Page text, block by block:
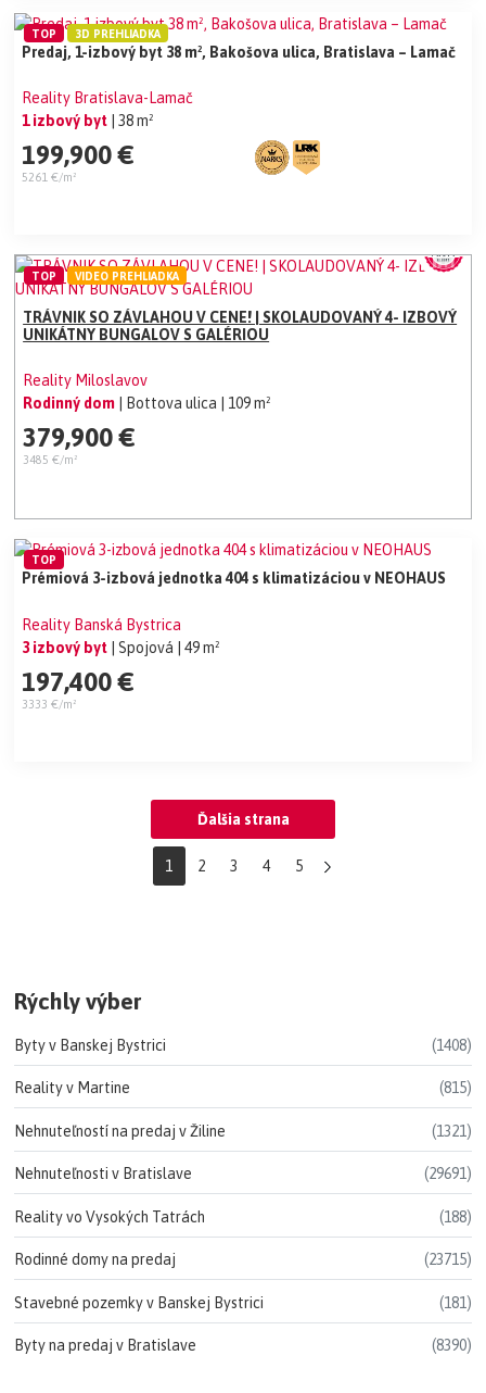
Predaj, 1-izbový byt 38 m², Bakošova ulica, Bratislava – Lamač
Reality Bratislava-Lamač
1 izbový byt
| 38 m²
199,900 €
5261 €/m²
TOP 3D PREHLIADKA
TRÁVNIK SO ZÁVLAHOU V CENE! | SKOLAUDOVANÝ 4- IZBOVÝ
UNIKÁTNY BUNGALOV S GALÉRIOU
Reality Miloslavov
Rodinný dom
| Bottova ulica | 109 m²
379,900 €
3485 €/m²
TOP VIDEO PREHLIADKA
Prémiová 3-izbová jednotka 404 s klimatizáciou v NEOHAUS
Reality Banská Bystrica
3 izbový byt | Spojová | 49 m²
197,400 €
3333 €/m²
TOP
Ďalšia strana
1 2 3 4 5
Rýchly výber
Byty v Banskej Bystrici (1408)
Reality v Martine (815)
Nehnuteľností na predaj v Žiline (1321)
Nehnuteľnosti v Bratislave (29691)
Reality vo Vysokých Tatrách (188)
Rodinné domy na predaj (23715)
Stavebné pozemky v Banskej Bystrici (181)
Byty na predaj v Bratislave (8390)